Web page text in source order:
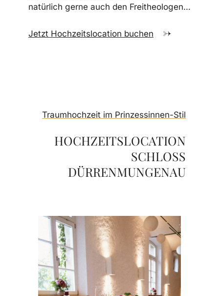
natürlich gerne auch den Freitheologen…
Jetzt Hochzeitslocation buchen
Traumhochzeit im Prinzessinnen-Stil
HOCHZEITSLOCATION
SCHLOSS
DÜRRENMUNGENAU